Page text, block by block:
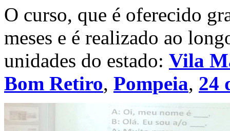
O curso, que é oferecido
meses e é realizado ao
unidades do estado: Vila
Bom Retiro, Pompeia, 24